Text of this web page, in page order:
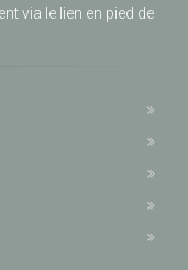
via le lien en pied de